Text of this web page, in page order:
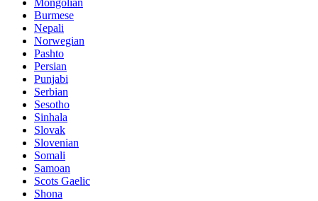
Mongolian
Burmese
Nepali
Norwegian
Pashto
Persian
Punjabi
Serbian
Sesotho
Sinhala
Slovak
Slovenian
Somali
Samoan
Scots Gaelic
Shona